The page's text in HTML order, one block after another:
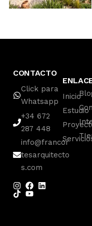
CONTACTO
Click para
Whatsapp
+34 672
287 448
info@francor
tesarquitecto
s.com
Inicio
Estudio